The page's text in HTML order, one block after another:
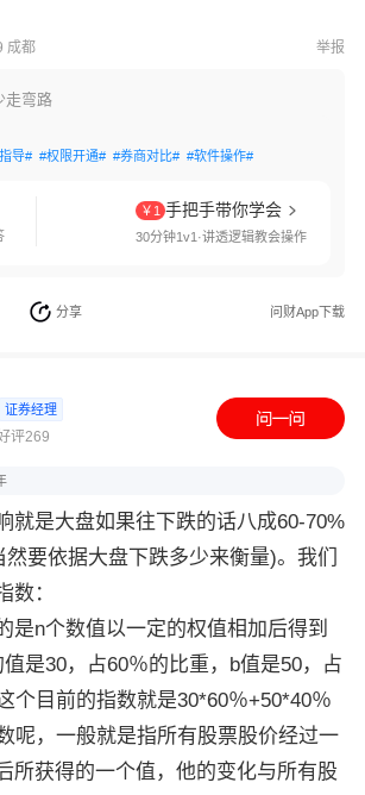
成都 举报
走弯路
导# #权限开通# #券商对比# #软件操作#
￥1 手把手带你学会
30分钟1v1·讲透逻辑教会操作
分享 问财App下载
证券经理
评269
就是大盘如果往下跌的话八成60-70%
要依据大盘下跌多少来衡量)。我们
数：
是n个数值以一定的权值相加后得到
是30，占60％的比重，b值是50，占
个目前的指数就是30*60％+50*40％
呢，一般就是指所有股票股价经过一
所获得的一个值，他的变化与所有股